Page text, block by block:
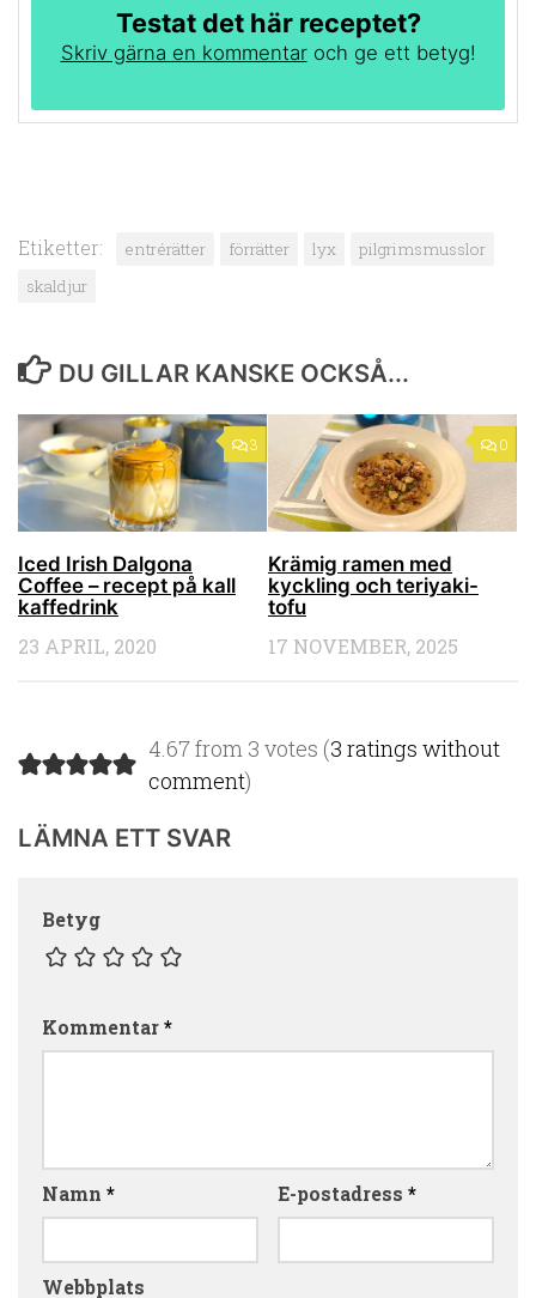
Testat det här receptet?
Skriv gärna en kommentaroch ge ett betyg!
Etiketter: entrérätter förrätter lyx
pilgrimsmusslor
skaldjur
DU GILLAR KANSKE OCKSÅ...
3
Iced Irish Dalgona
Coffee – recept på kall
kaffedrink
23 APRIL, 2020
0
Krämig ramen med
kyckling och teriyaki-
tofu
17 NOVEMBER, 2025
4.67 from 3 votes (3 ratings without
comment)
LÄMNA ETT SVAR
Betyg
Kommentar*
Namn * E-postadress *
Webbplats